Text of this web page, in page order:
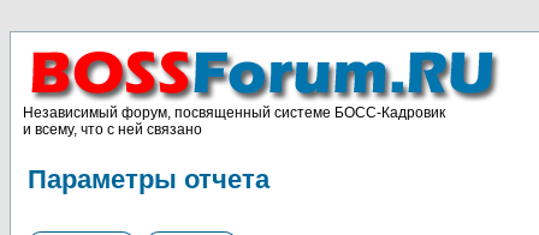
Независимый форум, посвященный системе БОСС-Кадровик
и всему, что с ней связано
Параметры отчета